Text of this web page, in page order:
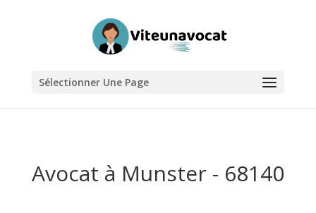
Sélectionner Une Page
Avocat à Munster - 68140